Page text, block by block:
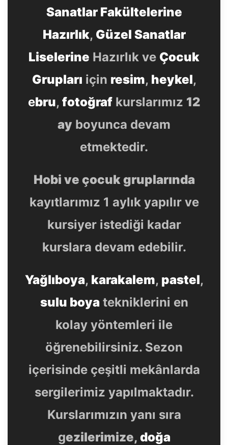
Sanatlar Fakültelerine
Hazırlık, Güzel Sanatlar
Liselerine Hazırlık ve Çocuk
Grupları için resim, heykel,
ebru, fotoğrafkurslarımız 12
ay boyunca devam
etmektedir.
Hobi ve çocuk gruplarında
kayıtlarımız 1 aylık yapılır ve
kursiyer istediği kadar
kurslara devam edebilir.
Yağlıboya, karakalem, pastel,
sulu boyatekniklerini en
kolay yöntemleri ile
öğrenebilirsiniz. Sezon
içerisinde çeşitli mekânlarda
sergilerimiz yapılmaktadır.
Kurslarımızın yanı sıra
gezilerimize, doğa